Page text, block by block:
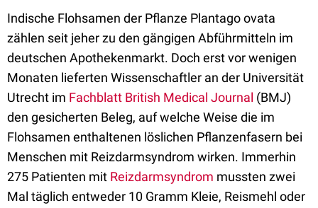
Indische Flohsamen der Pflanze Plantago ovata
zählen seit jeher zu den gängigen Abführmitteln im
deutschen Apothekenmarkt. Doch erst vor wenigen
Monaten lieferten Wissenschaftler an der Universität
Utrecht im Fachblatt British Medical Journal (BMJ)
den gesicherten Beleg, auf welche Weise die im
Flohsamen enthaltenen löslichen Pflanzenfasern bei
Menschen mit Reizdarmsyndrom wirken. Immerhin
275 Patienten mit Reizdarmsyndrom mussten zwei
Mal täglich entweder 10 Gramm Kleie, Reismehl oder